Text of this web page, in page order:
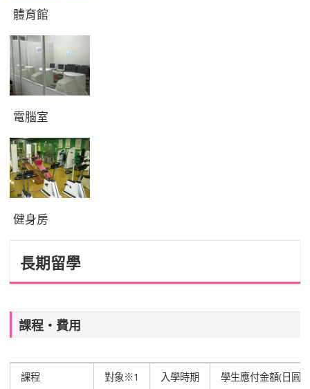
體育館
電腦室
健身房
長期留學
課程‧費用
課程 對象※1 入學時期 學生應付金額(日圓)